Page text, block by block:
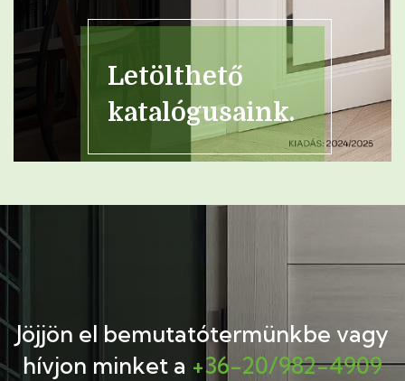
Letölthető
katalógusaink.
Jöjjön el bemutatótermünkbe vagy
hívjon minket a +36-20/982-4909